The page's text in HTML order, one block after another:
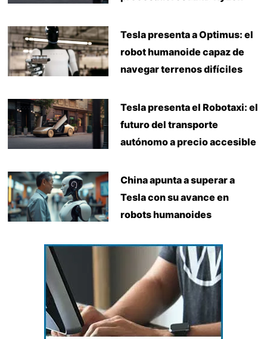
Tesla presenta a Optimus: el
robot humanoide capaz de
navegar terrenos difíciles
Tesla presenta el Robotaxi: el
futuro del transporte
autónomo a precio accesible
China apunta a superar a
Tesla con su avance en
robots humanoides